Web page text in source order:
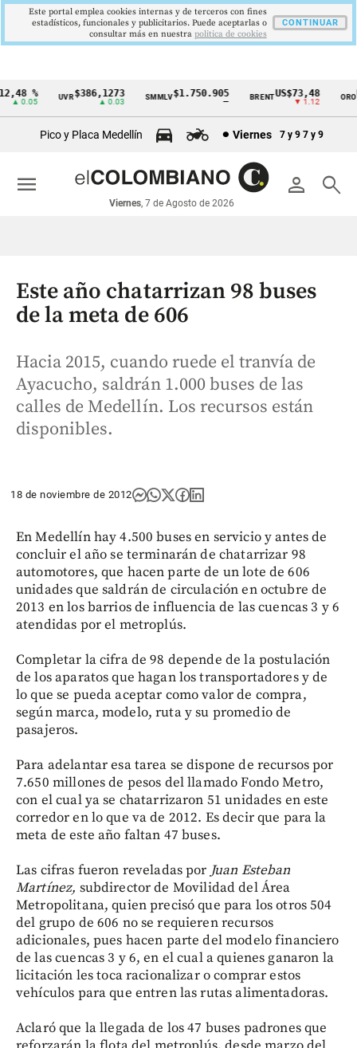
Cintillo
económicos
Colombia
%
▲ 0.05
UVR$386,1273
▲ 0.03
SMMLV$1.750.905 BRENTUS$73,48
▼ 1.12
ORO
Pico y Placa Medellín Viernes 7 y 9 7 y 9
person search
Viernes, 7 de Agosto de 2026
menu
Este año chatarrizan 98 buses
de la meta de 606
Hacia 2015, cuando ruede el tranvía de
Ayacucho, saldrán 1.000 buses de las
calles de Medellín. Los recursos están
disponibles.
18 de noviembre de 2012
En Medellín hay 4.500 buses en servicio y antes de
concluir el año se terminarán de chatarrizar 98
automotores, que hacen parte de un lote de 606
unidades que saldrán de circulación en octubre de
2013 en los barrios de influencia de las cuencas 3 y 6
atendidas por el metroplús.
Completar la cifra de 98 depende de la postulación
de los aparatos que hagan los transportadores y de
lo que se pueda aceptar como valor de compra,
según marca, modelo, ruta y su promedio de
pasajeros.
Para adelantar esa tarea se dispone de recursos por
7.650 millones de pesos del llamado Fondo Metro,
con el cual ya se chatarrizaron 51 unidades en este
corredor en lo que va de 2012. Es decir que para la
meta de este año faltan 47 buses.
Las cifras fueron reveladas por Juan Esteban
Martínez, subdirector de Movilidad del Área
Metropolitana, quien precisó que para los otros 504
del grupo de 606 no se requieren recursos
adicionales, pues hacen parte del modelo financiero
de las cuencas 3 y 6, en el cual a quienes ganaron la
licitación les toca racionalizar o comprar estos
vehículos para que entren las rutas alimentadoras.
Aclaró que la llegada de los 47 buses padrones que
Este portal emplea cookies internas y de terceros con fines
estadísticos, funcionales y publicitarios. Puede aceptarlas o
consultar más en nuestra politica de cookies
CONTINUAR